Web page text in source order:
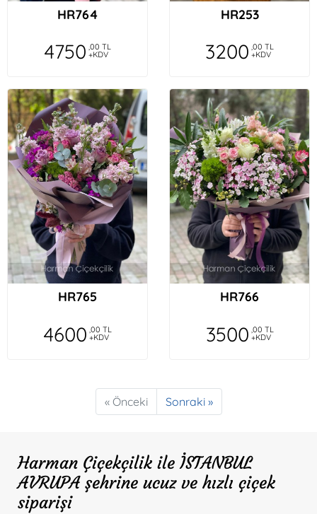
HR764
4750 ,00 TL
+KDV
HR253
3200 ,00 TL
+KDV
HR765
4600 ,00 TL
+KDV
HR766
3500 ,00 TL
+KDV
« Önceki Sonraki »
Harman Çiçekçilik ile İSTANBUL
AVRUPA şehrine ucuz ve hızlı çiçek
siparişi